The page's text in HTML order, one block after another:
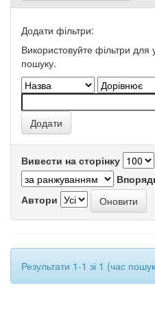
Додати фільтри:
Використовуйте фільтри для
пошуку.
Вивести на сторінку
Автори
Результати 1-1 зі 1 (час